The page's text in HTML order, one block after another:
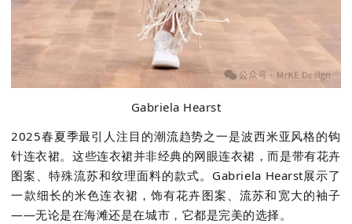
Gabriela Hearst
2025春夏季最引人注目的潮流趋势之一是波西米亚风格的钩
针连衣裙。这些连衣裙并非经典的网眼连衣裙，而是带有花卉
图案、特殊流苏和纹理面料的款式。 Gabriela Hearst展示了
一款细长的米色连衣裙，饰有花卉图案、流苏和宽大的袖子
——无论是在海滩还是在城市，它都是完美的选择。